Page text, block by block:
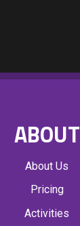
ABOUT
About Us
Pricing
Activities